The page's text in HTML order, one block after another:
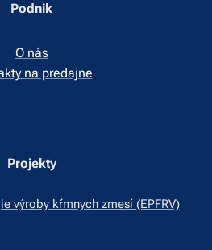
Podnik
O nás
na predajne
Projekty
výroby kŕmnych zmesí (EPFRV)